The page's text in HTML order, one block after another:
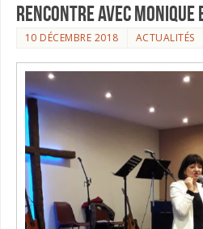
Rencontre avec
10 DÉCEMBRE 2018 ACTUALITÉS